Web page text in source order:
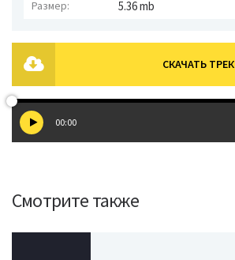
Размер: 5.36 mb
СКАЧАТЬ ТРЕК
00:00
Смотрите также